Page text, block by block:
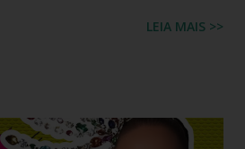
brasileiro, o Chinelo
estilo e arte. Você já imaginou
LEIA MAIS >>